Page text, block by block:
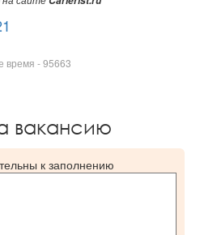
время - 95663
вакансию
к заполнению